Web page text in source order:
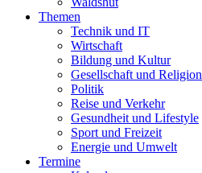
Themen
Technik und IT
Wirtschaft
Bildung und Kultur
Gesellschaft und Religion
Politik
Reise und Verkehr
Gesundheit und Lifestyle
Sport und Freizeit
Energie und Umwelt
Termine